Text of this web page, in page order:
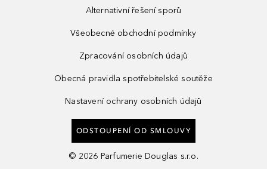
Alternativní řešení sporů
Všeobecné obchodní podmínky
Zpracování osobních údajů
Obecná pravidla spotřebitelské soutěže
Nastavení ochrany osobních údajů
ODSTOUPENÍ OD SMLOUVY
© 2026 Parfumerie Douglas s.r.o.